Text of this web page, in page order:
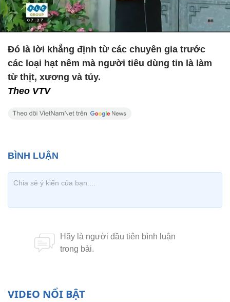
Đó là lời khẳng định từ các chuyên gia trước
các loại hạt nêm mà người tiêu dùng tin là làm
từ thịt, xương và tủy.
Theo VTV
VIDEO NỔI BẬT